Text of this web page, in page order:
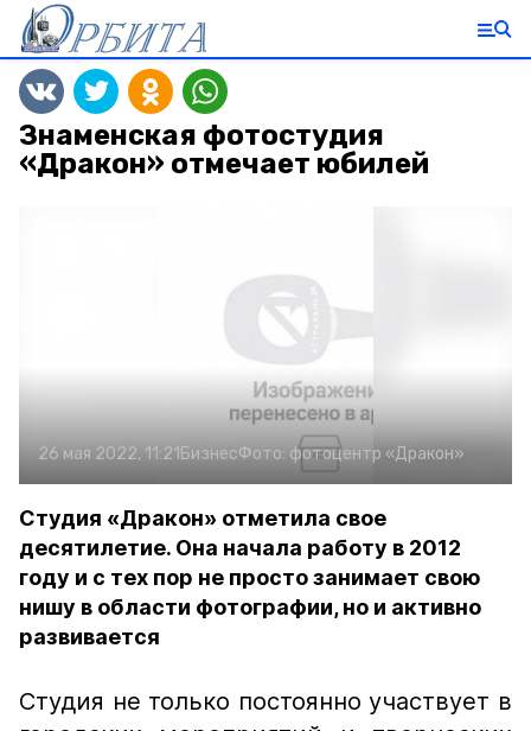
Знаменская фотостудия
«Дракон» отмечает юбилей
26 мая 2022, 11:21 БизнесФото: фотоцентр «Дракон»
Студия «Дракон» отметила свое
десятилетие. Она начала работу в 2012
году и с тех пор не просто занимает свою
нишу в области фотографии, но и активно
развивается
Студия не только постоянно участвует в